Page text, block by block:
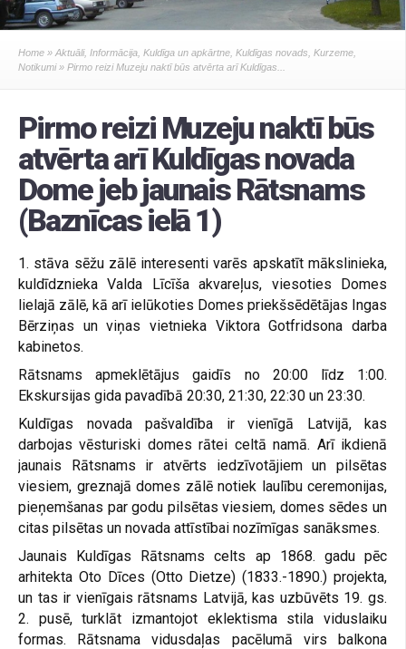
Home » Aktuāli, Informācija Kuldīga un apkārtne Kuldīgas novads Kurzeme
Notikumi» Pirmo reizi Muzeju naktī būs atvērta arī Kuldīgas...
Pirmo reizi Muzeju naktī būs
atvērta arī Kuldīgas novada
Dome jeb jaunais Rātsnams
(Baznīcas ielā 1)
1. stāva sēžu zālē interesenti varēs apskatīt mākslinieka,
kuldīdznieka Valda Līcīša akvareļus, viesoties Domes
lielajā zālē, kā arī ielūkoties Domes priekšsēdētājas Ingas
Bērziņas un viņas vietnieka Viktora Gotfridsona darba
kabinetos.
Rātsnams apmeklētājus gaidīs no 20:00 līdz 1:00.
Ekskursijas gida pavadībā 20:30, 21:30, 22:30 un 23:30.
Kuldīgas novada pašvaldība ir vienīgā Latvijā, kas
darbojas vēsturiski domes rātei celtā namā. Arī ikdienā
jaunais Rātsnams ir atvērts iedzīvotājiem un pilsētas
viesiem, greznajā domes zālē notiek laulību ceremonijas,
pieņemšanas par godu pilsētas viesiem, domes sēdes un
citas pilsētas un novada attīstībai nozīmīgas sanāksmes.
Jaunais Kuldīgas Rātsnams celts ap 1868. gadu pēc
arhitekta Oto Dīces (Otto Dietze) (1833.-1890.) projekta,
un tas ir vienīgais rātsnams Latvijā, kas uzbūvēts 19. gs.
2. pusē, turklāt izmantojot eklektisma stila viduslaiku
formas. Rātsnama vidusdaļas pacēlumā virs balkona